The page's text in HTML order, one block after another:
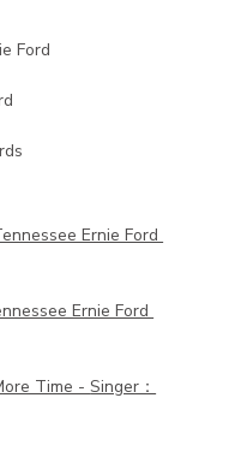
Ford
Ernie Ford
Ernie Ford
Time -Singer：